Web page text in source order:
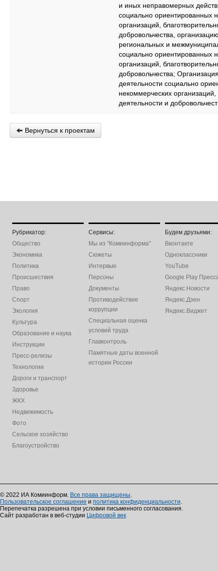
и иных неправомерных
социально ориентированных
организаций,
добровольчества,
региональных и
социально ориентированных
организаций,
добровольчества;
деятельности социально
некоммерческих организаций,
деятельности и
Вернуться к проектам
Рубрикатор:
Общество
Экономика
Политика
Происшествия
Право
Спорт
Экология
Культура
Образование и наука
Инструкции
Пресс-релизы
Технологии
Дороги и транспорт
Здоровье
ЖКХ
Недвижимость
Фото
Сельское хозяйство
Благоустройство
Сервисы:
Мы из "Комиинформа"
Сюжеты
Интервью
Персоны
Документы
Противодействие
коррупции
Специальная оценка
условий труда
Главконтроль
Памятные даты военной
истории России
Будем друзьями:
Вконтакте
Одноклассники
YouTube
Google Play
Яндекс.Новости
Яндекс.Дзен
Яндекс.Виджет
© 2022 ИА Комиинформ. Все права защищены.
Пользовательское соглашение и политика конфиденциальности.
Перепечатка разрешена при условии письменного согласования.
Сайт разработан в веб-студии Цифровой век